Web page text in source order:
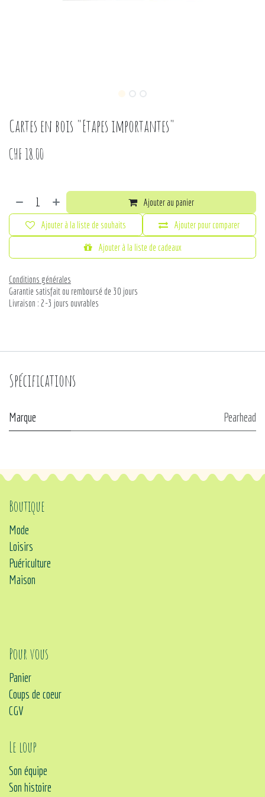
Cartes en bois "Etapes importantes"
CHF 18.00
Ajouter au panier
Ajouter pour comparer
Ajouter à la liste de cadeaux
Ajouter à la liste de souhaits
Conditions générales
Garantie satisfait ou remboursé de 30 jours
Livraison : 2-3 jours ouvrables
Spécifications
Marque Pearhead
Boutique
Mode
Loisirs
Puériculture
Maison
Pour vous
Panier
Coups de coeur
CGV
Le loup
Son équipe
Son histoire